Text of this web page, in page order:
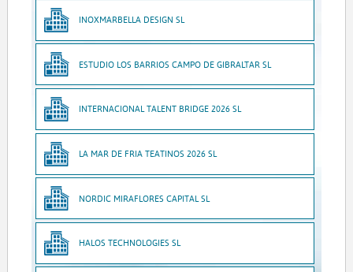
INOXMARBELLA DESIGN SL
ESTUDIO LOS BARRIOS CAMPO DE GIBRALTAR SL
INTERNACIONAL TALENT BRIDGE 2026 SL
LA MAR DE FRIA TEATINOS 2026 SL
NORDIC MIRAFLORES CAPITAL SL
HALOS TECHNOLOGIES SL